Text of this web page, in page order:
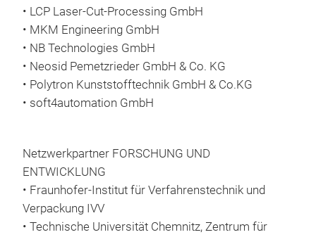
• LCP Laser-Cut-Processing GmbH
• MKM Engineering GmbH
• NB Technologies GmbH
• Neosid Pemetzrieder GmbH & Co. KG
• Polytron Kunststofftechnik GmbH & Co.KG
• soft4automation GmbH
Netzwerkpartner FORSCHUNG UND
ENTWICKLUNG
• Fraunhofer-Institut für Verfahrenstechnik und
Verpackung IVV
• Technische Universität Chemnitz, Zentrum für